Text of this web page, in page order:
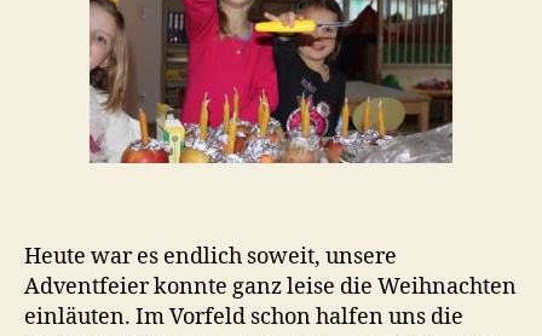
Heute war es endlich soweit, unsere
Adventfeier konnte ganz leise die Weihnachten
einläuten. Im Vorfeld schon halfen uns die